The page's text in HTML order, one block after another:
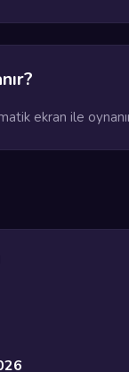
ekran ile